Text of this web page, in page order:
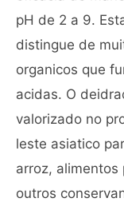
pH de 2 a 9.
distingue de
organicos que
acidas. O
valorizado no
leste asiatico
arroz,
outros